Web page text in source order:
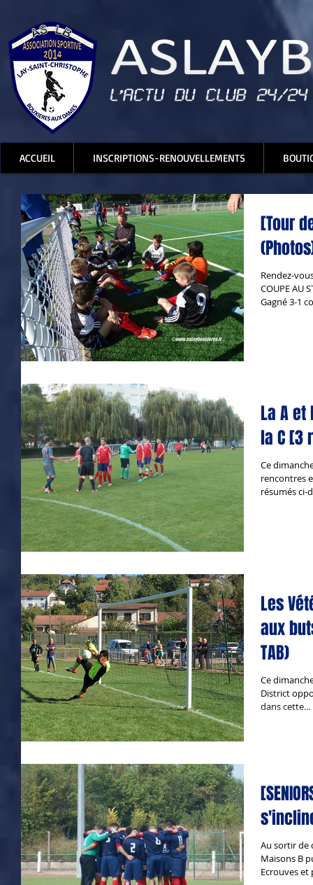
ACCUEIL INSCRIPTIONS-RENOUVELLEMENTS
[Tour
Rendez-
COUPE AU
Gagné 3-1
La A
la C [3
Ce
rencontres
résumés ci-
Les
aux
TAB)
Ce
District
dans cette...
Au sortir de
Maisons B
Ecrouves et